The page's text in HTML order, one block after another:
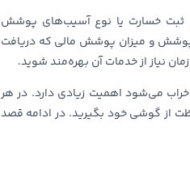
ثبت خسارت یا نوع آسیب‌های پوشش
پوشش و میزان پوشش مالی که دریافت
نیاز از خدمات آن بهره‌مند شوید.
می‌شود اهمیت زیادی دارد. در هر
از گوشی خود بگیرید. در ادامه قصد